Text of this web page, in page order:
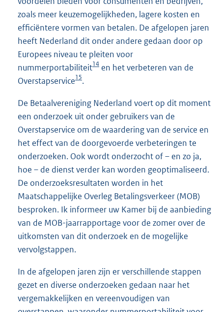
zoals meer keuzemogelijkheden, lagere kosten en
efficiëntere vormen van betalen. De afgelopen jaren
heeft Nederland dit onder andere gedaan door op
Europees niveau te pleiten voor
nummerportabiliteit14 en het verbeteren van de
Overstapservice15.
De Betaalvereniging Nederland voert op dit moment
een onderzoek uit onder gebruikers van de
Overstapservice om de waardering van de service en
het effect van de doorgevoerde verbeteringen te
onderzoeken. Ook wordt onderzocht of – en zo ja,
hoe – de dienst verder kan worden geoptimaliseerd.
De onderzoeksresultaten worden in het
Maatschappelijke Overleg Betalingsverkeer (MOB)
besproken. Ik informeer uw Kamer bij de aanbieding
van de MOB-jaarrapportage voor de zomer over de
uitkomsten van dit onderzoek en de mogelijke
vervolgstappen.
In de afgelopen jaren zijn er verschillende stappen
gezet en diverse onderzoeken gedaan naar het
vergemakkelijken en vereenvoudigen van